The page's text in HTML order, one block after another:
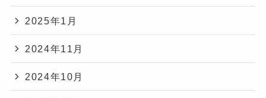
2025年1月
2024年11月
2024年10月